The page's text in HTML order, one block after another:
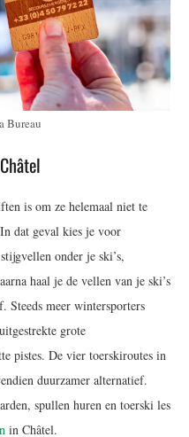
Bureau
is om ze helemaal niet te
dat geval kies je voor
onder je ski’s,
haal je de vellen van je ski’s
Steeds meer wintersporters
grote
pistes. De vier toerskiroutes in
duurzamer alternatief.
spullen huren en toerski les
in Châtel.